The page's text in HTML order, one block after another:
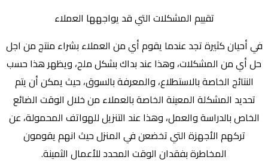
تقييم المشكلات التي قد يواجهها العملاء
في أحيان كثيرة تجد عندما يقوم أي من العملاء بشراء منتج من اجل
حل أي من المشكلات، وهذا عند بداك بشكل ملح، ويظهر هذا حسب
النتائج الخاصة بالاستطلاع، والمعرفة بالسوق، حيث يمكن أن يتم
تحديد المشكلة المعينة الخاصة بالعملاء من خلال الوقت الضائع
الخاص بالدراسة والعمل، وهذا عند التنزيل للهواتف المحمولة، عن
تركهم الأجهزة التي تخضعن في المنزل حيث انهم يقومون
المخاطرة بفقدان الوقت المحدد للأعمال الثمينة.